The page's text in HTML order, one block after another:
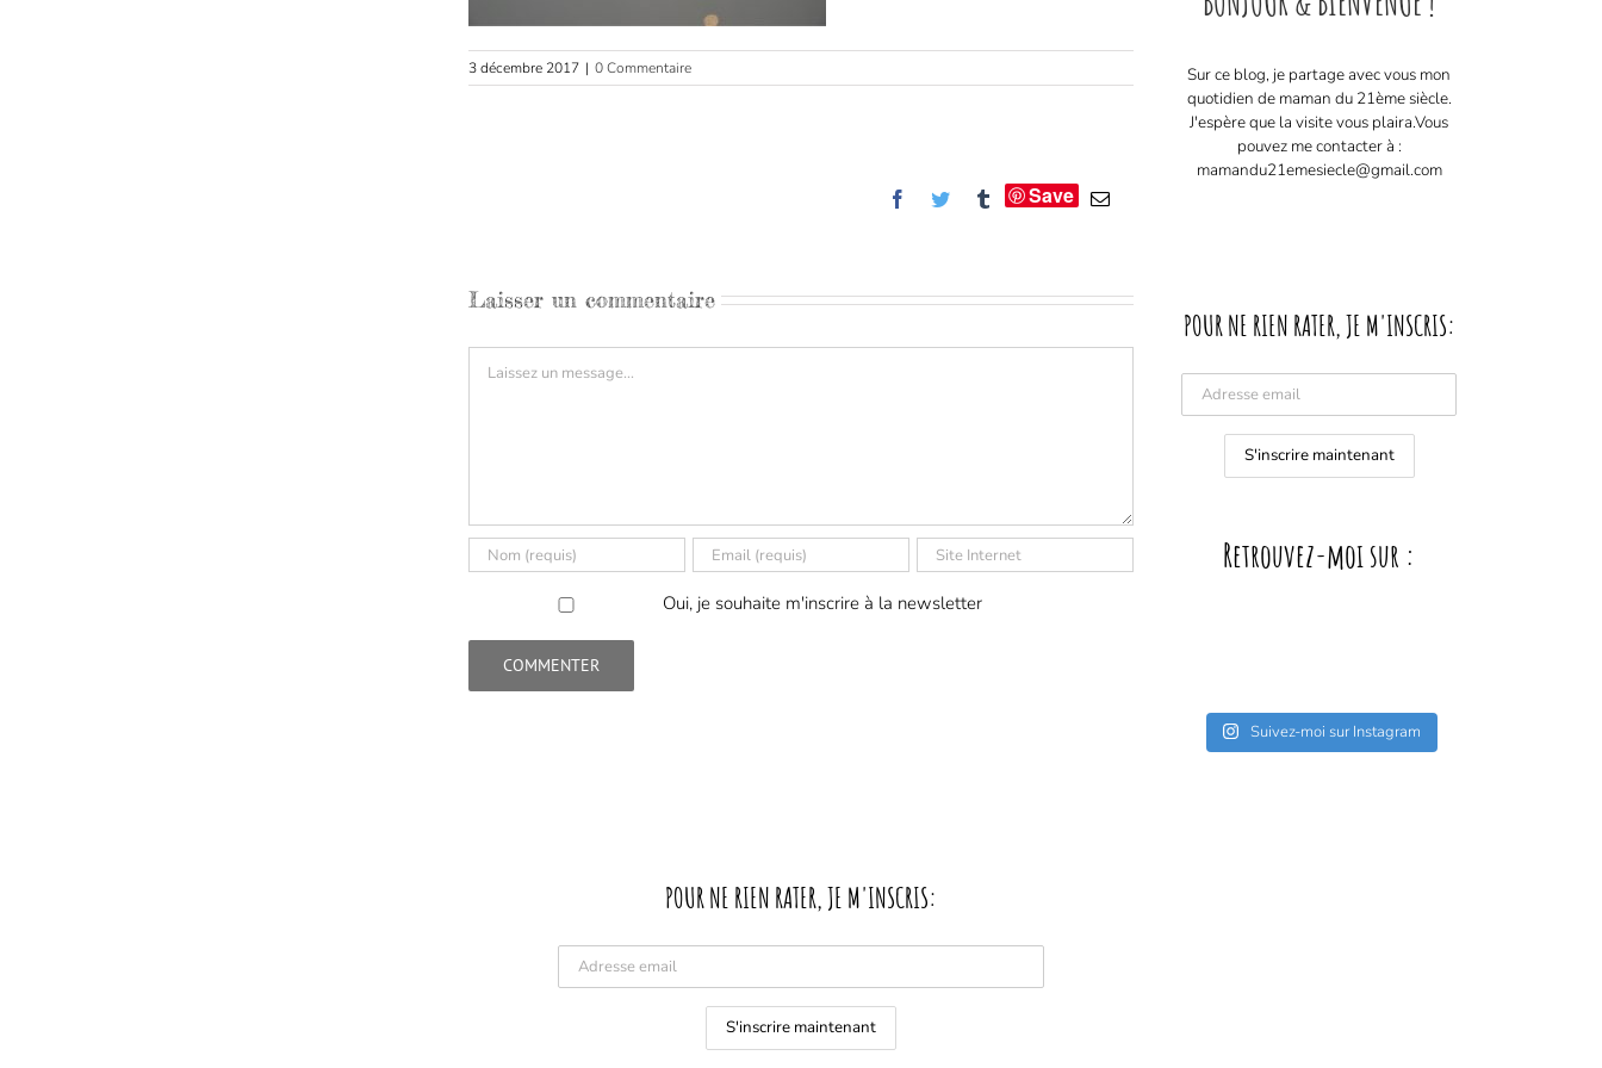
3 décembre 2017 | 0 Commentaire
Facebook
Twitter TumblrSave Email
Laisser un commentaire
Oui, je souhaite m'inscrire à la newsletter
Sur ce blog, je partage avec vous mon
quotidien de maman du 21ème siècle.
J'espère que la visite vous plaira. ​ Vous
pouvez me contacter à :
mamandu21emesiecle@gmail.com
POUR NE RIEN RATER, JE M'INSCRIS:
Retrouvez-moi sur :
Suivez-moi sur Instagram
POUR NE RIEN RATER, JE M'INSCRIS: